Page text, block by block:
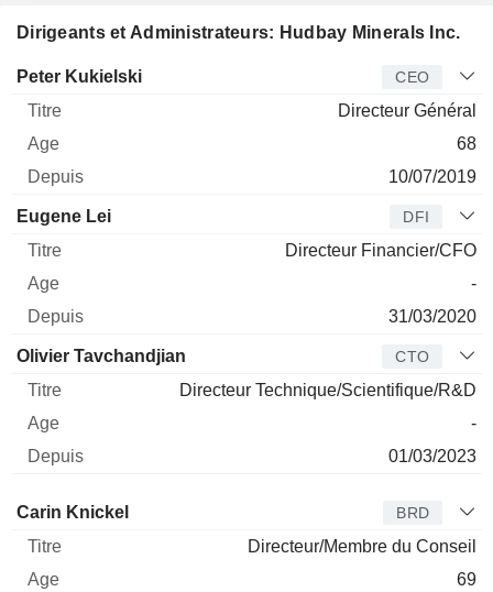
Dirigeants et Administrateurs: Hudbay Minerals Inc.
Dirigeant Titre
Peter Kukielski CEO
Directeur Général
68
10/07/2019
Eugene Lei DFI
Directeur Financier/CFO
-
31/03/2020
Olivier Tavchandjian CTO
Directeur Technique/Scientifique/R&D
-
01/03/2023
Administrateur
Carin Knickel BRD
Directeur/Membre du Conseil
69